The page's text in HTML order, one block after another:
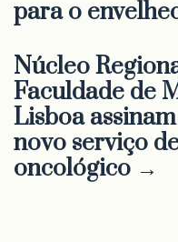
para o
Núcleo
Faculdade de
Lisboa
novo serviço
oncológico →